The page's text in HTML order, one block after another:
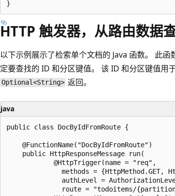
HTTP 触发器，从路由数据
以下示例展示了检索单个文档的 Java 函数。 此
定要查找的 ID 和分区键值。 该 ID 和分区键值用
Optional<String> 返回。
java
public class DocByIdFromRoute {
    @FunctionName("DocByIdFromRoute")
    public HttpResponseMessage run(
            @HttpTrigger(name = "req",
methods = {HttpMethod.GET,
authLevel =
route = "todoitems/